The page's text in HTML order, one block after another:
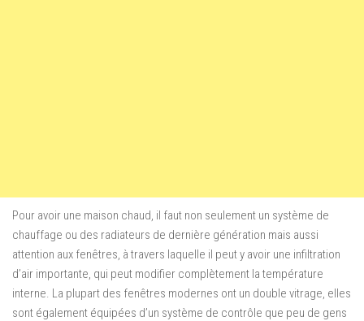
Pour avoir une maison chaud, il faut non seulement un système de
chauffage ou des radiateurs de dernière génération mais aussi
attention aux fenêtres, à travers laquelle il peut y avoir une infiltration
d’air importante, qui peut modifier complètement la température
interne. La plupart des fenêtres modernes ont un double vitrage, elles
sont également équipées d’un système de contrôle que peu de gens